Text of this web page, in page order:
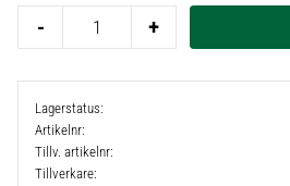
+
-
Lagerstatus
Artikelnr
Tillv. artikelnr
Tillverkare